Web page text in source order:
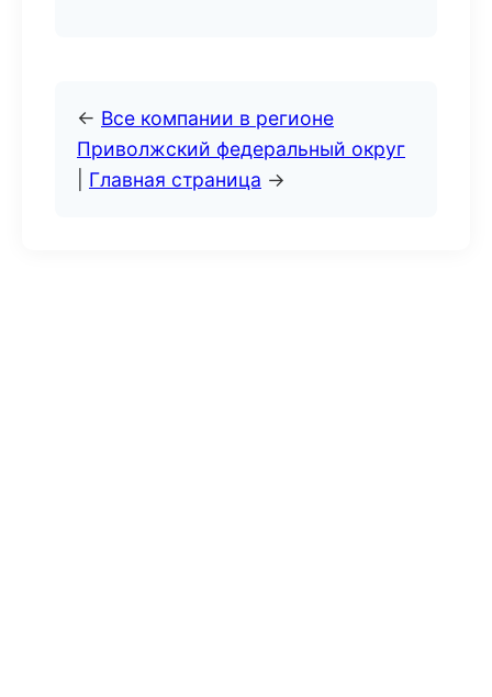
← Все компании в регионе
Приволжский федеральный округ
Главная страница →